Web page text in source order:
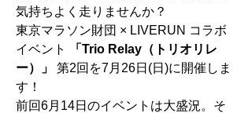
気持ちよく走りませんか？
東京マラソン財団 × LIVERUN コラボ
イベント
「Trio Relay（トリオリレ
ー）」
第2回を7月26日(日)に開催しま
す！
前回6月14日のイベントは大盛況。そ